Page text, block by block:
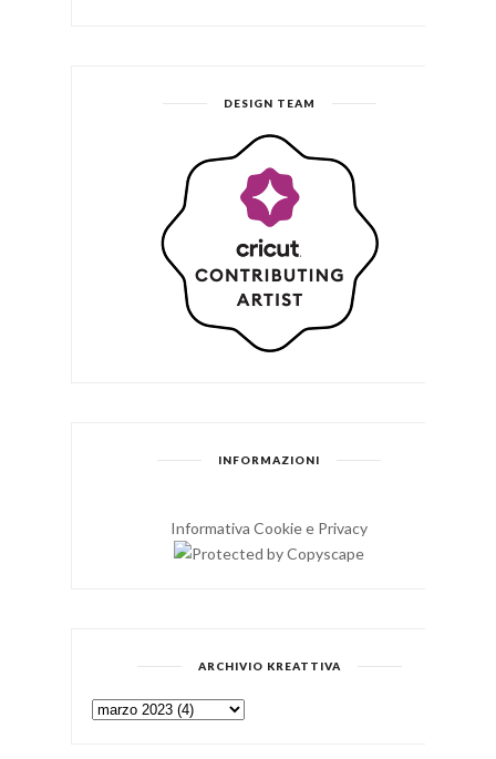
DESIGN TEAM
INFORMAZIONI
Informativa Cookie e Privacy
ARCHIVIO KREATTIVA